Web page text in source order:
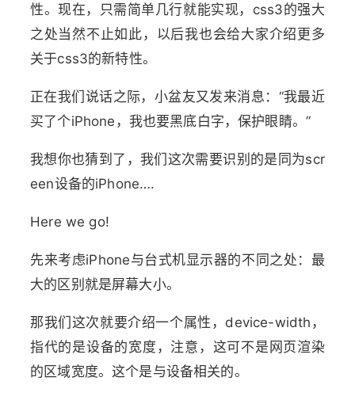
性。现在，只需简单几行就能实现，css3的强大
之处当然不止如此，以后我也会给大家介绍更多
关于css3的新特性。
正在我们说话之际，小盆友又发来消息：“我最近
买了个iPhone，我也要黑底白字，保护眼睛。”
我想你也猜到了，我们这次需要识别的是同为scr
een设备的iPhone….
Here we go!
先来考虑iPhone与台式机显示器的不同之处：最
大的区别就是屏幕大小。
那我们这次就要介绍一个属性，device-width，
指代的是设备的宽度，注意，这可不是网页渲染
的区域宽度。这个是与设备相关的。